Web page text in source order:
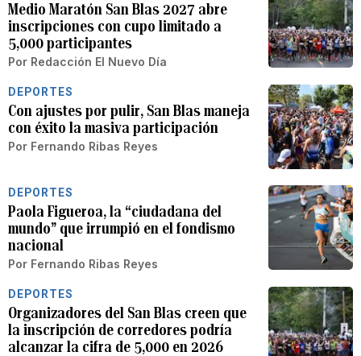
Medio Maratón San Blas 2027 abre
inscripciones con cupo limitado a
5,000 participantes
Por Redacción El Nuevo Día
DEPORTES
Con ajustes por pulir, San Blas maneja
con éxito la masiva participación
Por Fernando Ribas Reyes
DEPORTES
Paola Figueroa, la “ciudadana del
mundo” que irrumpió en el fondismo
nacional
Por Fernando Ribas Reyes
DEPORTES
Organizadores del San Blas creen que
la inscripción de corredores podría
alcanzar la cifra de 5,000 en 2026